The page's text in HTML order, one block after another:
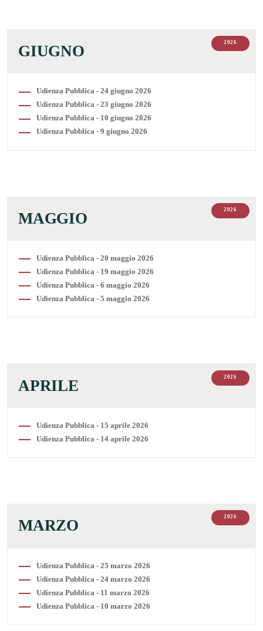
2026
GIUGNO
Udienza Pubblica - 24 giugno 2026
Udienza Pubblica - 23 giugno 2026
Udienza Pubblica - 10 giugno 2026
Udienza Pubblica - 9 giugno 2026
2026
MAGGIO
Udienza Pubblica - 20 maggio 2026
Udienza Pubblica - 19 maggio 2026
Udienza Pubblica - 6 maggio 2026
Udienza Pubblica - 5 maggio 2026
2026
APRILE
Udienza Pubblica - 15 aprile 2026
Udienza Pubblica - 14 aprile 2026
2026
MARZO
Udienza Pubblica - 25 marzo 2026
Udienza Pubblica - 24 marzo 2026
Udienza Pubblica - 11 marzo 2026
Udienza Pubblica - 10 marzo 2026